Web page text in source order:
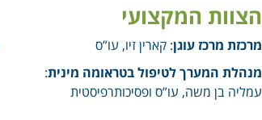
הצוות המקצועי
מרכזת מרכז עוגן: קארין זיו, עו”ס
מנהלת המערך לטיפול בטראומה מינית:
עמליה בן משה, עו”ס ופסיכותרפיסטית